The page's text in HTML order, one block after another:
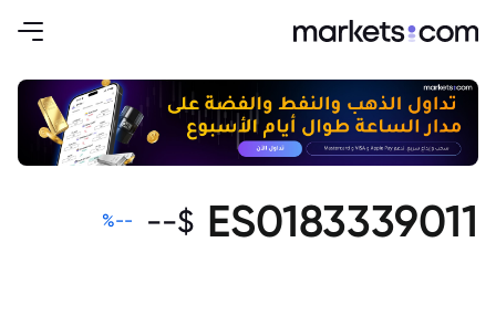
ES0183339011
$
--
--
%